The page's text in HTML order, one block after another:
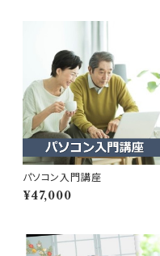
パソコン入門講座
¥47,000